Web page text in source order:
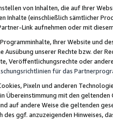
von Inhalten, die auf Ihrer
Inhalte (einschließlich sämtlicher
Link aufnehmen oder mit
Ihrer Website und
Ausübung unserer Rechte bzw. der
Veröffentlichungsrechte oder
für das
Pixeln und anderen
Übereinstimmung mit den
auf andere Weise die geltenden
des ggf. anzuzeigenden Hinweises,